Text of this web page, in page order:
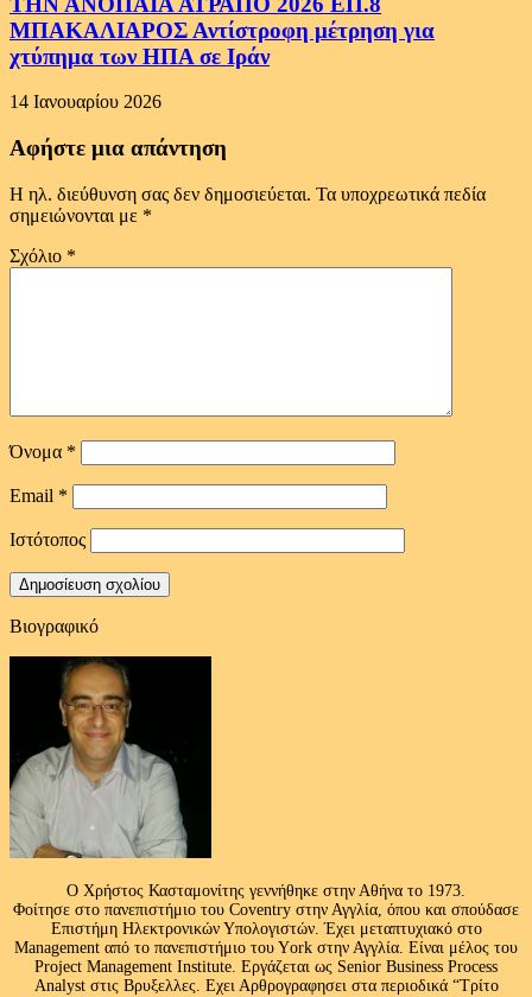
ΜΠΑΚΑΛΙΑΡΟΣ Αντίστροφη μέτρηση για
χτύπημα των ΗΠΑ σε Ιράν
14 Ιανουαρίου 2026
Αφήστε μια απάντηση
Η ηλ. διεύθυνση σας δεν δημοσιεύεται. Τα υποχρεωτικά πεδία
σημειώνονται με *
Σχόλιο *
Όνομα *
Email *
Ιστότοπος
Βιογραφικό
Ο Χρήστος Κασταμονίτης γεννήθηκε στην Αθήνα το 1973.
Φοίτησε στο πανεπιστήμιο του Coventry στην Αγγλία, όπου και σπούδασε
Επιστήμη Ηλεκτρονικών Υπολογιστών. Έχει μεταπτυχιακό στο
Management από το πανεπιστήμιο του Υork στην Αγγλία. Είναι μέλος του
Project Management Institute. Εργάζεται ως Senior Business Process
Analyst στις Βρυξελλες. Εχει Αρθρογραφησει στα περιοδικά “Τρίτο